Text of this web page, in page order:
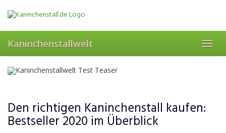
Kaninchenstallwelt
derwirklich
Die beliebtesten Kaninchenställe im Vergleich
Direkt zu den Bestsellern ➔
Den richtigen Kaninchenstall kaufen:
Bestseller 2020 im Überblick